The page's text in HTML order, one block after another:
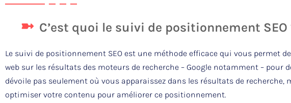
C’est quoi le suivi de positionnement SEO
Le suivi de positionnement SEO est une méthode efficace qui vous permet
web sur les résultats des moteurs de recherche – Google notamment – pour
dévoile pas seulement où vous apparaissez dans les résultats de
optimiser votre contenu pour améliorer ce positionnement.